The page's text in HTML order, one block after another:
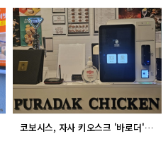
코보시스, 자사 키오스크 '바로더' 푸라닭 광명역점에 공급